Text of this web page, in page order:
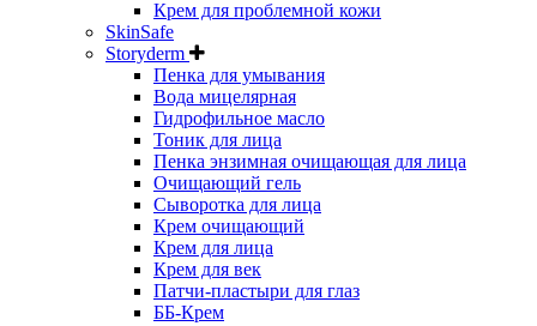
Крем для проблемной кожи
SkinSafe
Storyderm
Пенка для умывания
Вода мицелярная
Гидрофильное масло
Тоник для лица
Пенка энзимная очищающая для лица
Очищающий гель
Сыворотка для лица
Крем очищающий
Крем для лица
Крем для век
Патчи-пластыри для глаз
ББ-Крем